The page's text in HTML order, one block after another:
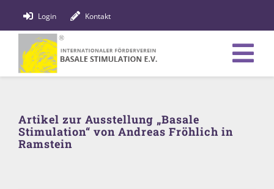
Inhalt
springen
Login Kontakt
Bildung
Artikel zur Ausstellung „Basale
Stimulation“ von Andreas Fröhlich in
Ramstein